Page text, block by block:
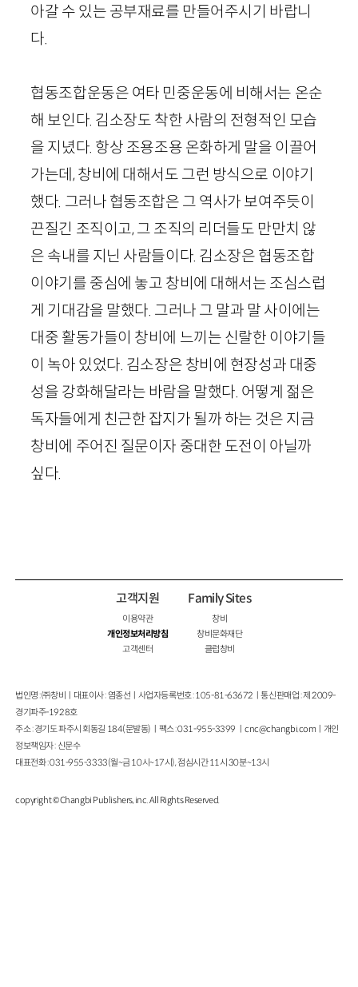
아갈 수 있는 공부재료를 만들어주시기 바랍니
다.
협동조합운동은 여타 민중운동에 비해서는 온순
해 보인다. 김소장도 착한 사람의 전형적인 모습
을 지녔다. 항상 조용조용 온화하게 말을 이끌어
가는데, 창비에 대해서도 그런 방식으로 이야기
했다. 그러나 협동조합은 그 역사가 보여주듯이
끈질긴 조직이고, 그 조직의 리더들도 만만치 않
은 속내를 지닌 사람들이다. 김소장은 협동조합
이야기를 중심에 놓고 창비에 대해서는 조심스럽
게 기대감을 말했다. 그러나 그 말과 말 사이에는
대중 활동가들이 창비에 느끼는 신랄한 이야기들
이 녹아 있었다. 김소장은 창비에 현장성과 대중
성을 강화해달라는 바람을 말했다. 어떻게 젊은
독자들에게 친근한 잡지가 될까 하는 것은 지금
창비에 주어진 질문이자 중대한 도전이 아닐까
싶다.
고객지원
이용약관
개인정보처리방침
고객센터
Family Sites
창비
창비문화재단
클럽창비
법인명 : ㈜창비ㅣ대표이사 : 염종선ㅣ사업자등록번호 : 105-81-63672ㅣ통신판매업 : 제 2009-
경기파주-1928호
주소 : 경기도 파주시 회동길 184(문발동)ㅣ팩스 : 031-955-3399 ㅣcnc@changbi.com ㅣ개인
정보책임자 : 신문수
대표전화 : 031-955-3333(월~금 10시~17시), 점심시간 11시 30분~13시
copyright © Changbi Publishers, inc. All Rights Reserved.